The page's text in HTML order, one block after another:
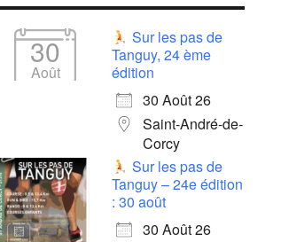
30
Août
Sur les pas de
Tanguy, 24 ème
édition
30 Août 26
Saint-André-de-
Corcy
Sur les pas de
Tanguy – 24e édition
: 30 août
30 Août 26